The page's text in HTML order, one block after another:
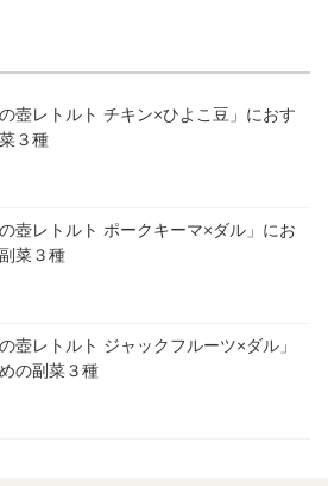
の壺レトルト チキン×ひよこ豆」におす
３種
の壺レトルト ポークキーマ×ダル」にお
菜３種
の壺レトルト ジャックフルーツ×ダル」
の副菜３種